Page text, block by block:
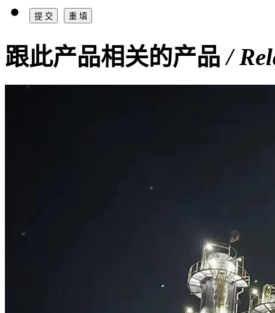
跟此产品相关的产品/